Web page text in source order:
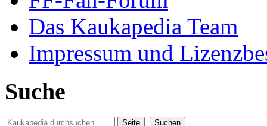
Das Kaukapedia Team
Impressum und
Suche